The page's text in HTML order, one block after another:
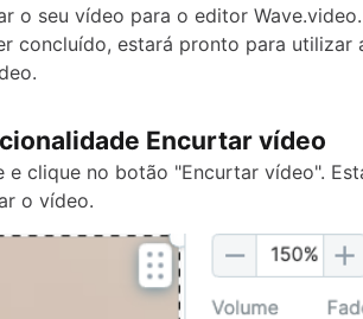
o seu vídeo para o editor
concluído, estará pronto para utilizar
Encurtar vídeo
e clique no botão "Encurtar vídeo".
o vídeo.